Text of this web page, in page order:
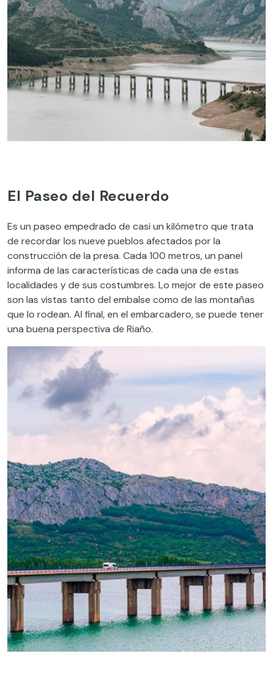
El Paseo del Recuerdo
Es un paseo empedrado de casi un kilómetro que trata
de recordar los nueve pueblos afectados por la
construcción de la presa. Cada 100 metros, un panel
informa de las características de cada una de estas
localidades y de sus costumbres. Lo mejor de este paseo
son las vistas tanto del embalse como de las montañas
que lo rodean. Al final, en el embarcadero, se puede tener
una buena perspectiva de Riaño.